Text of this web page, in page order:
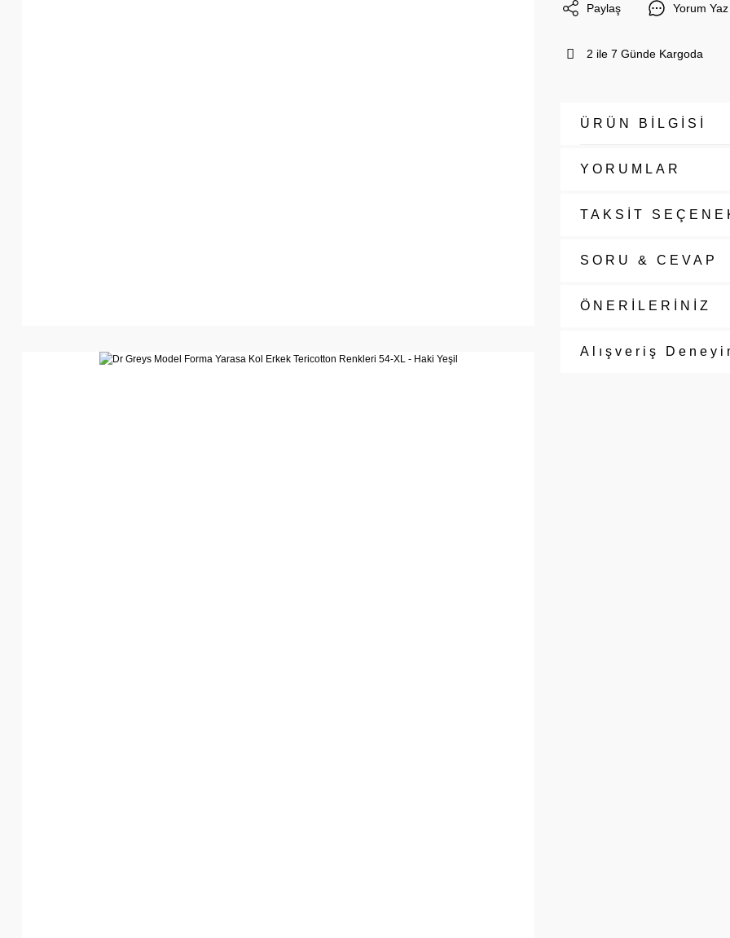
Paylaş Yorum Yaz
2 ile 7 Günde Kargoda
ÜRÜN BİLGİSİ
YORUMLAR
TAKSİT
SORU & CEVAP
ÖNERİLERİNİZ
Alışveriş